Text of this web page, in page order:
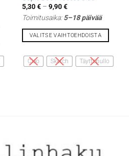
5,30€ – 9,90€Hintaluokka:
-
Toimitusaika:5–18 päivää
VALITSE VAIHTOEHDOISTA
tuotteella
on
Ciao Sketch Täyttöpullo